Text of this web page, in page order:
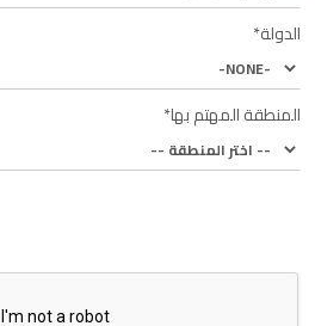
الدولة*
المنطقة المهتم بها*